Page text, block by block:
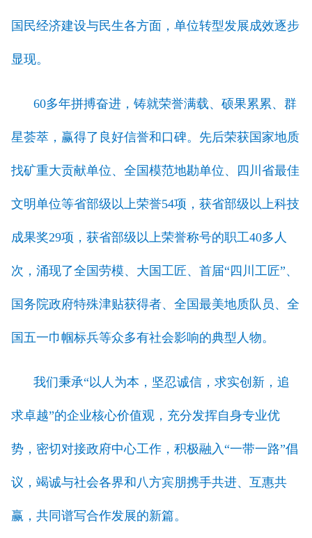
国民经济建设与民生各方面，单位转型发展成效逐步
显现。
60多年拼搏奋进，铸就荣誉满载、硕果累累、群
星荟萃，赢得了良好信誉和口碑。先后荣获国家地质
找矿重大贡献单位、全国模范地勘单位、四川省最佳
文明单位等省部级以上荣誉54项，获省部级以上科技
成果奖29项，获省部级以上荣誉称号的职工40多人
次，涌现了全国劳模、大国工匠、首届“四川工匠”、
国务院政府特殊津贴获得者、全国最美地质队员、全
国五一巾帼标兵等众多有社会影响的典型人物。
我们秉承“以人为本，坚忍诚信，求实创新，追
求卓越”的企业核心价值观，充分发挥自身专业优
势，密切对接政府中心工作，积极融入“一带一路”倡
议，竭诚与社会各界和八方宾朋携手共进、互惠共
赢，共同谱写合作发展的新篇。